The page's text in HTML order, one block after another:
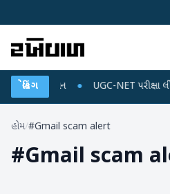
બ્રેકિંગ
ડેટા પ્લાન ● UGC-NET પરીક્ષા
હોમ/#Gmail scam alert
#Gmail scam